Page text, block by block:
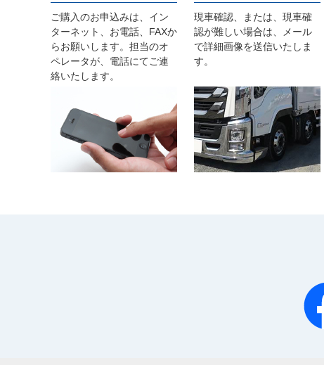
ご購入のお申込みは、イン
ターネット、お電話、FAXか
らお願いします。担当のオ
ペレータが、電話にてご連
絡いたします。
現車確認、または、現車確
認が難しい場合は、メール
で詳細画像を送信いたしま
す。